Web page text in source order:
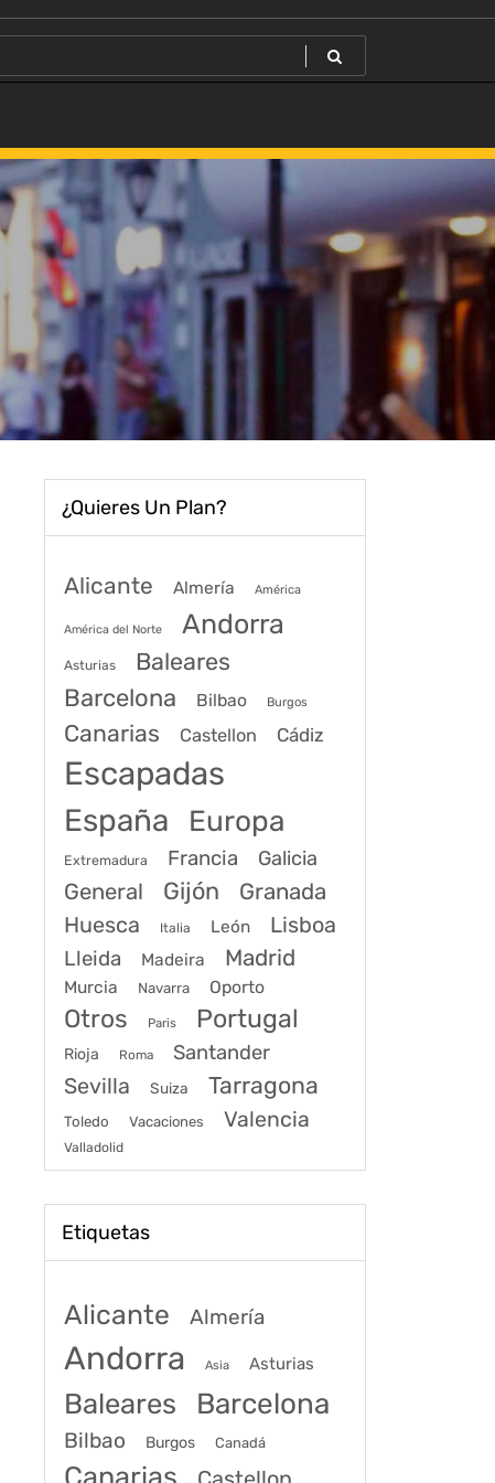
¿Quieres Un Plan?
Alicante Almería América
América del Norte Andorra
Asturias Baleares
Barcelona Bilbao Burgos
Canarias Castellon Cádiz
Escapadas
España Europa
Extremadura Francia Galicia
General Gijón
Granada
Huesca
Italia León Lisboa
Lleida Madeira Madrid
Murcia Navarra Oporto
Otros Paris Portugal
Rioja Roma Santander
Sevilla Suiza Tarragona
Toledo Vacaciones Valencia
Valladolid
Etiquetas
Alicante Almería
Andorra Asia Asturias
Baleares Barcelona
Bilbao Burgos Canadá
Canarias